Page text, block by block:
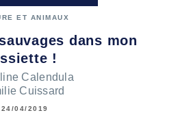
ET ANIMAUX
dans mon
!
Calendula
Cuissard
24/04/2019